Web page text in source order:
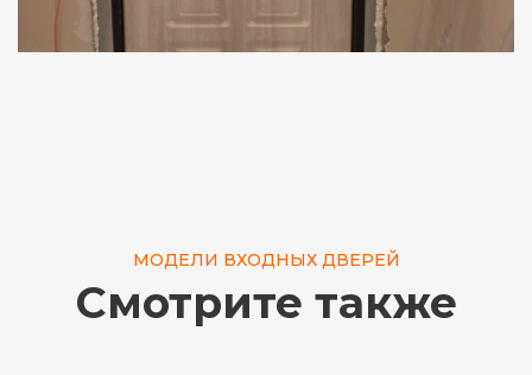
МОДЕЛИ ВХОДНЫХ ДВЕРЕЙ
Смотрите также